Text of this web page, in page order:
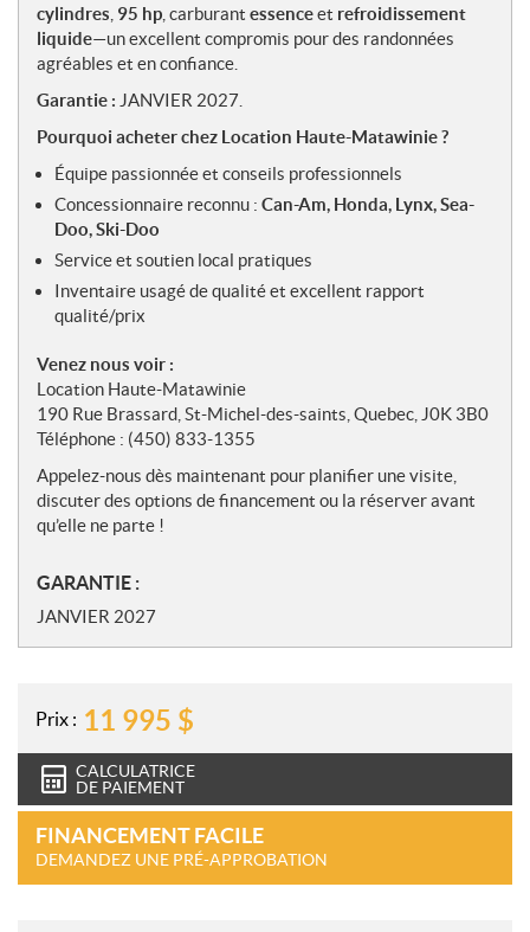
cylindres 95 hp , carburant essenceet refroidissement
liquide—un excellent compromis pour des randonnées
agréables et en confiance.
Garantie : JANVIER 2027.
Pourquoi acheter chez Location Haute-Matawinie ?
Équipe passionnée et conseils professionnels
Concessionnaire reconnu : Can-Am, Honda, Lynx, Sea-
Doo, Ski-Doo
Service et soutien local pratiques
Inventaire usagé de qualité et excellent rapport
qualité/prix
Venez nous voir :
Location Haute-Matawinie
190 Rue Brassard, St-Michel-des-saints, Quebec, J0K 3B0
Téléphone : (450) 833-1355
Appelez-nous dès maintenant pour planifier une visite,
discuter des options de financement ou la réserver avant
qu’elle ne parte !
GARANTIE :
JANVIER 2027
Prix : 11 995 $
CALCULATRICE
DE PAIEMENT
FINANCEMENT FACILE
DEMANDEZ UNE PRÉ-APPROBATION